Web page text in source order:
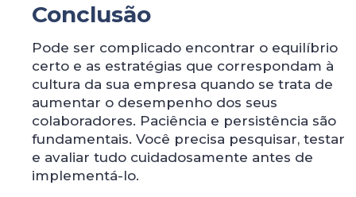
Conclusão
Pode ser complicado encontrar o equilíbrio
certo e as estratégias que correspondam à
cultura da sua empresa quando se trata de
aumentar o desempenho dos seus
colaboradores. Paciência e persistência são
fundamentais. Você precisa pesquisar, testar
e avaliar tudo cuidadosamente antes de
implementá-lo.